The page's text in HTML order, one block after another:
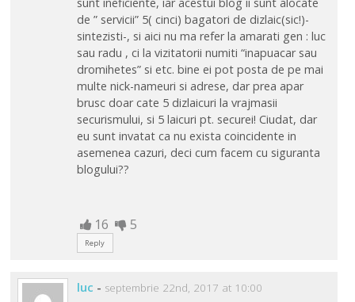
de ” servicii” 5( cinci) bagatori de dizlaic(sic!)-
sintezisti-, si aici nu ma refer la amarati gen : luc
sau radu , ci la vizitatorii numiti “inapuacar sau
dromihetes” si etc. bine ei pot posta de pe mai
multe nick-nameuri si adrese, dar prea apar
brusc doar cate 5 dizlaicuri la vrajmasii
securismului, si 5 laicuri pt. securei! Ciudat, dar
eu sunt invatat ca nu exista coincidente in
asemenea cazuri, deci cum facem cu siguranta
blogului??
16 5
Reply
luc - septembrie 22nd, 2017 at 10:00